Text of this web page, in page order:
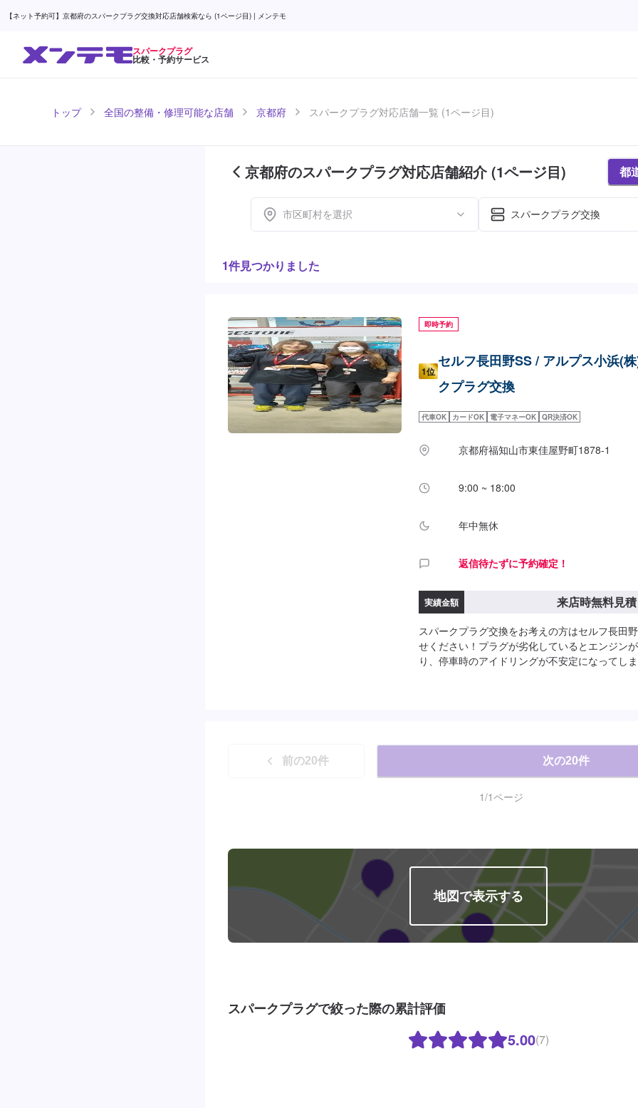
【ネット予約可】京都府のスパークプラグ交換対応店舗検索なら (1ページ目) | メンテモ
スパークプラグ
比較・予約サービス
トップ 全国の整備・修理可能な店舗 京都府 スパークプラグ対応店舗一覧 (1ページ目)
京都府のスパークプラグ対応店舗紹介 (1ページ目) 都
市区町村を選択 スパークプラグ交換
1件見つかりました
即時予約
1位
セルフ長田野SS / アルプス小浜(
クプラグ交換
代車OK カードOK 電子マネーOK QR決済OK
京都府福知山市東佳屋野町1878-1
9:00 ~ 18:00
年中無休
返信待たずに予約確定！
実績金額 来店時無料見積
スパークプラグ交換をお考えの方はセルフ長田
せください！プラグが劣化しているとエンジン
り、停車時のアイドリングが不安定になってし
前の20件 次の20件
1/1ページ
地図で表示する
スパークプラグで絞った際の累計評価
5.00(7)